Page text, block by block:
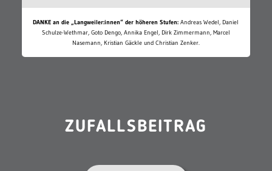
DANKE an die „Langweiler:innen“ der höheren Stufen: Andreas Wedel, Daniel
Schulze-Wethmar, Goto Dengo, Annika Engel, Dirk Zimmermann, Marcel
Nasemann, Kristian Gäckle und Christian Zenker.
ZUFALLSBEITRAG